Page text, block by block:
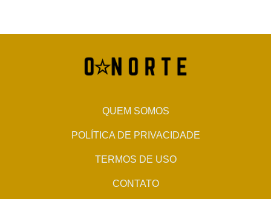
QUEM SOMOS
POLÍTICA DE PRIVACIDADE
TERMOS DE USO
CONTATO